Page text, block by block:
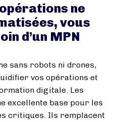
ne
vous
d’un MPN
sans robots ni drones,
vos opérations et
digitale. Les
excellente base pour les
critiques. Ils remplacent